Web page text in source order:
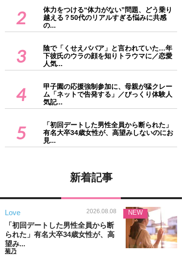
2
体力をつける“体力がない”問題、どう乗り
越える？50代のリアルすぎる悩みに共感
の...
3
陰で「くせえババア」と言われていた…年
下彼氏のウラの顔を知りトラウマに／恋愛
人気...
4
甲子園の応援強制参加に、母親が猛クレー
ム「ネットで告発する」／びっくり体験人
気記...
5
「初回デートした男性全員から断られた」
有名大卒34歳女性が、高望みしないのにお
見...
新着記事
Love 2026.08.08
「初回デートした男性全員から断
られた」有名大卒34歳女性が、高
望み...
菊乃
NEW